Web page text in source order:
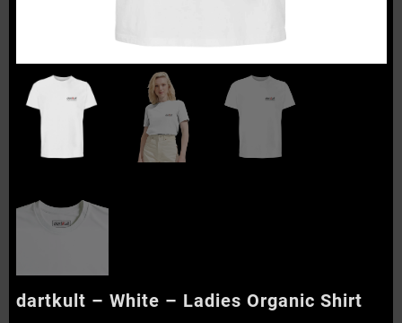
dartkult – White – Ladies Organic Shirt